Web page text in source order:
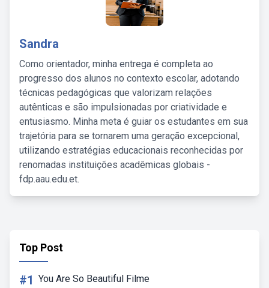
Sandra
Como orientador, minha entrega é completa ao
progresso dos alunos no contexto escolar, adotando
técnicas pedagógicas que valorizam relações
autênticas e são impulsionadas por criatividade e
entusiasmo. Minha meta é guiar os estudantes em sua
trajetória para se tornarem uma geração excepcional,
utilizando estratégias educacionais reconhecidas por
renomadas instituições acadêmicas globais -
fdp.aau.edu.et.
Top Post
#1 You Are So Beautiful Filme